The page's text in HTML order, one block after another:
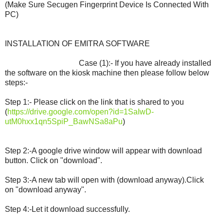
(Make Sure Secugen Fingerprint Device Is Connected With
PC)
INSTALLATION OF EMITRA SOFTWARE
Case (1):- If you have already installed
the software on the kiosk machine then please follow below
steps:-
Step 1:- Please click on the link that is shared to you
(https://drive.google.com/open?id=1SaIwD-
utM0hxx1qn5SpiP_BawNSa8aPu)
Step 2:-A google drive window will appear with download
button. Click on "download".
Step 3:-A new tab will open with (download anyway).Click
on "download anyway".
Step 4:-Let it download successfully.